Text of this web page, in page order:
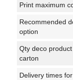
Print maximum
Recommended
option
Qty deco
carton
Delivery times for